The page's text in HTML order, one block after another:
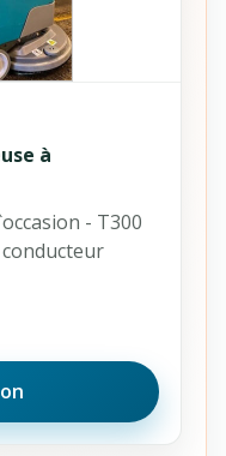
à
- T300
conducteur